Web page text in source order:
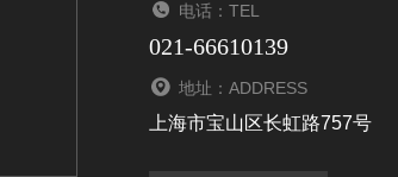
电话：TEL
021-66610139
地址：ADDRESS
上海市宝山区长虹路757号